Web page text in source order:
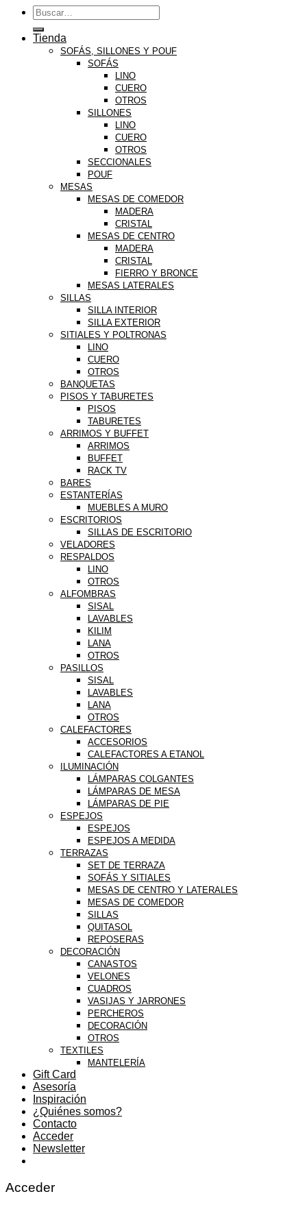
Buscar
por:
Tienda
SOFÁS, SILLONES Y POUF
SOFÁS
LINO
CUERO
OTROS
SILLONES
LINO
CUERO
OTROS
SECCIONALES
POUF
MESAS
MESAS DE COMEDOR
MADERA
CRISTAL
MESAS DE CENTRO
MADERA
CRISTAL
FIERRO Y BRONCE
MESAS LATERALES
SILLAS
SILLA INTERIOR
SILLA EXTERIOR
SITIALES Y POLTRONAS
LINO
CUERO
OTROS
BANQUETAS
PISOS Y TABURETES
PISOS
TABURETES
ARRIMOS Y BUFFET
ARRIMOS
BUFFET
RACK TV
BARES
ESTANTERÍAS
MUEBLES A MURO
ESCRITORIOS
SILLAS DE ESCRITORIO
VELADORES
RESPALDOS
LINO
OTROS
ALFOMBRAS
SISAL
LAVABLES
KILIM
LANA
OTROS
PASILLOS
SISAL
LAVABLES
LANA
OTROS
CALEFACTORES
ACCESORIOS
CALEFACTORES A ETANOL
ILUMINACIÓN
LÁMPARAS COLGANTES
LÁMPARAS DE MESA
LÁMPARAS DE PIE
ESPEJOS
ESPEJOS
ESPEJOS A MEDIDA
TERRAZAS
SET DE TERRAZA
SOFÁS Y SITIALES
MESAS DE CENTRO Y LATERALES
MESAS DE COMEDOR
SILLAS
QUITASOL
REPOSERAS
DECORACIÓN
CANASTOS
VELONES
CUADROS
VASIJAS Y JARRONES
PERCHEROS
DECORACIÓN
OTROS
TEXTILES
MANTELERÍA
Gift Card
Asesoría
Inspiración
¿Quiénes somos?
Contacto
Acceder
Newsletter
Acceder